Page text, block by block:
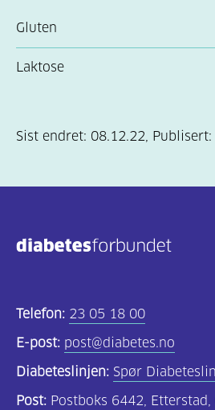
Gluten
Laktose
Sist endret: 08.12.22, Publisert:
Telefon: 23 05 18 00
E-post: post@diabetes.no
Diabeteslinjen: Spør
Post: Postboks 6442,